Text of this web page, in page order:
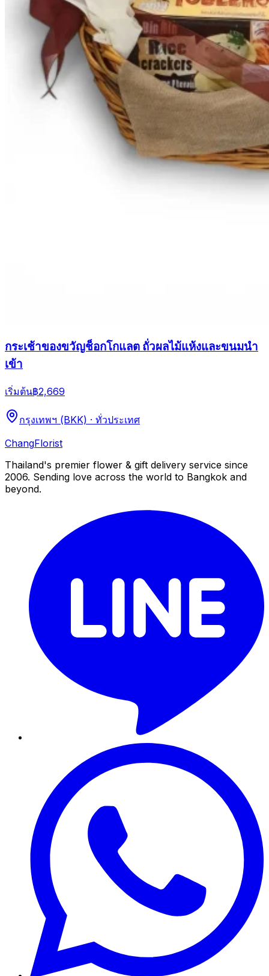
กระเช้าของขวัญช็อกโกแลต ถั่วผลไม้แห้งและขนมนำ
เข้า
เริ่มต้น฿2,669
กรุงเทพฯ (BKK) · ทั่วประเทศ
ChangFlorist
Thailand's premier flower & gift delivery service since
2006. Sending love across the world to Bangkok and
beyond.